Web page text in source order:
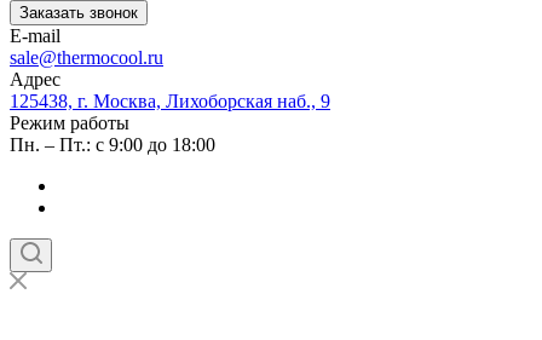
Заказать звонок
E-mail
sale@thermocool.ru
Адрес
125438, г. Москва, Лихоборская наб., 9
Режим работы
Пн. – Пт.: с 9:00 до 18:00